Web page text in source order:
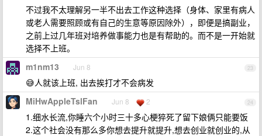
不过我不太理解另一半不出去工作这种选择（身体、家里有病人
或老人需要照顾或有自己的生意等原因除外），即便是搞副业，
之前上过几年班对培养做事能力也是有帮助的。而不是一开始就
选择不上班。
23
m1nm13 Jun 8
😅人就该上班, 出去挨打才不会病发
24
MiHwAppleTslFan Jun 8 2
1.细水长流,你睡六个小时三十多心梗猝死了留下娘俩只能要饭
2.这个社会没有那么多你想去提升就提升,想去创业就创业的,从